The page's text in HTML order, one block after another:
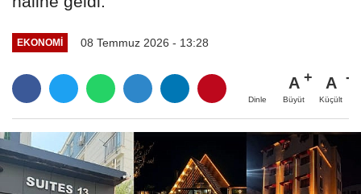
EKONOMİ 08 Temmuz 2026 - 13:28
Dinle
A
Büyüt
A
Küçült